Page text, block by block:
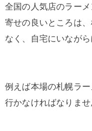
全国の人気店のラー
寄せの良いところは
なく、自宅にいなが
例えば本場の札幌ラ
行かなければなりませ